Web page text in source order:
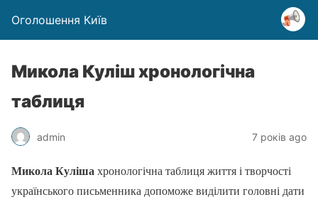
Оголошення Київ
Микола Куліш хронологічна
таблиця
admin 7 років ago
Микола Кулішахронологічна таблиця життя і творчості
українського письменника допоможе виділити головні дати